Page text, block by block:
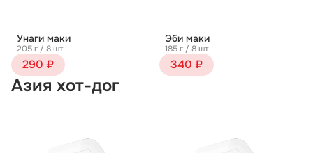
Унаги маки
205 г / 8 шт
290 ₽
Эби маки
185 г / 8 шт
340 ₽
Азия хот-дог